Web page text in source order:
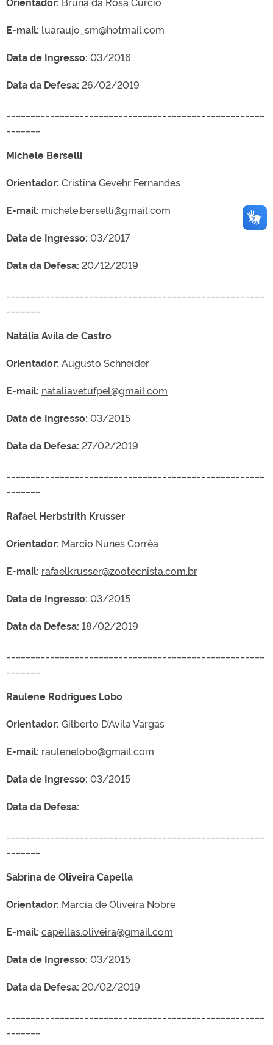
E-mail: luaraujo_sm@hotmail.com
Data de Ingresso: 03/2016
Data da Defesa: 26/02/2019
Michele Berselli
Orientador: Cristina Gevehr Fernandes
E-mail: michele.berselli@gmail.com
Data de Ingresso: 03/2017
Data da Defesa: 20/12/2019
Natália Avila de Castro
Orientador: Augusto Schneider
E-mail: nataliavetufpel@gmail.com
Data de Ingresso: 03/2015
Data da Defesa: 27/02/2019
Rafael Herbstrith Krusser
Orientador: Marcio Nunes Corrêa
E-mail: rafaelkrusser@zootecnista.com.br
Data de Ingresso: 03/2015
Data da Defesa: 18/02/2019
Raulene Rodrigues Lobo
Orientador: Gilberto D’Avila Vargas
E-mail: raulenelobo@gmail.com
Data de Ingresso: 03/2015
Data da Defesa:
Sabrina de Oliveira Capella
Orientador: Márcia de Oliveira Nobre
E-mail: capellas.oliveira@gmail.com
Data de Ingresso: 03/2015
Data da Defesa: 20/02/2019